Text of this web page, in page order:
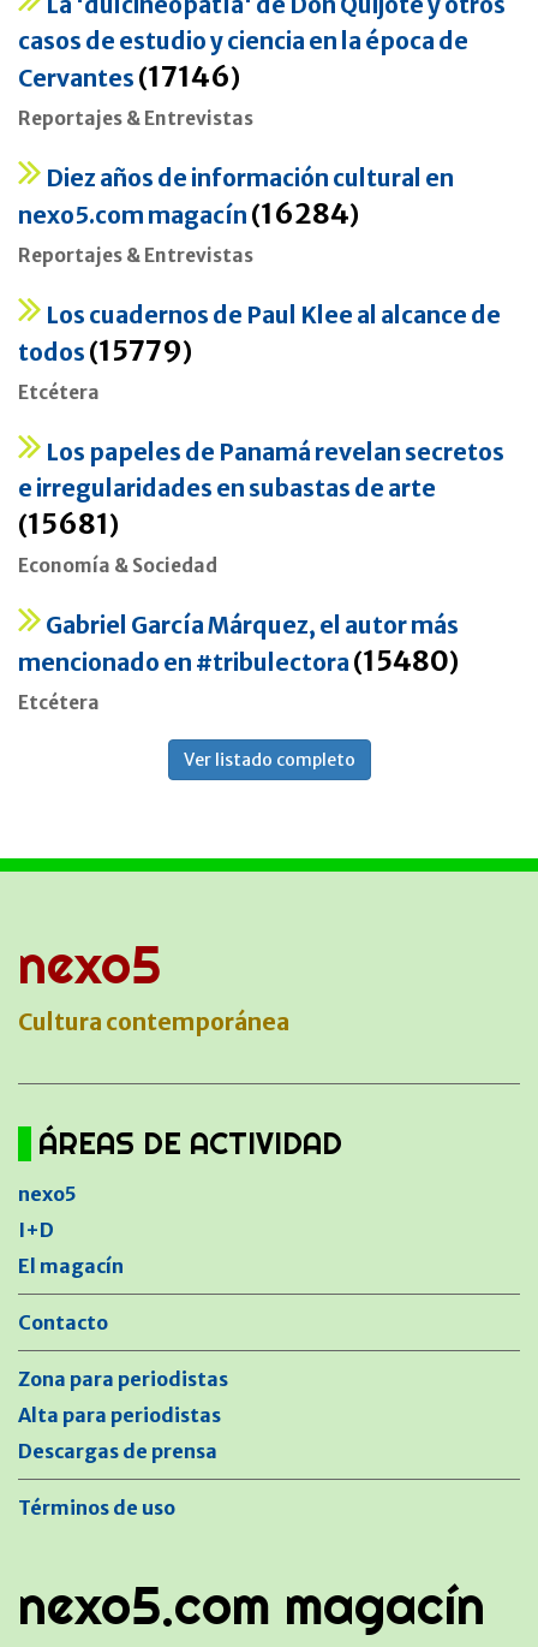
casos de estudio y ciencia en la época de
Cervantes (17146)
Reportajes & Entrevistas
Diez años de información cultural en
nexo5.com magacín (16284)
Reportajes & Entrevistas
Los cuadernos de Paul Klee al alcance de
todos (15779)
Etcétera
Los papeles de Panamá revelan secretos
e irregularidades en subastas de arte
(15681)
Economía & Sociedad
Gabriel García Márquez, el autor más
mencionado en #tribulectora (15480)
Etcétera
Ver listado completo
nexo5
Cultura contemporánea
ÁREAS DE ACTIVIDAD
nexo5
I+D
El magacín
Contacto
Zona para periodistas
Alta para periodistas
Descargas de prensa
Términos de uso
nexo5.com magacín